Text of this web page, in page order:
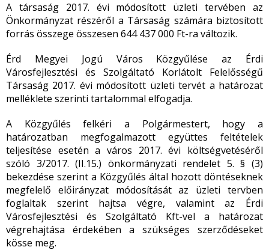
A társaság 2017. évi módosított üzleti tervében az
Önkormányzat részéről a Társaság számára biztosított
forrás összege összesen 644 437 000 Ft-ra változik.
Érd Megyei Jogú Város Közgyűlése az Érdi
Városfejlesztési és Szolgáltató Korlátolt Felelősségű
Társaság 2017. évi módosított üzleti tervét a határozat
melléklete szerinti tartalommal elfogadja.
A Közgyűlés felkéri a Polgármestert, hogy a
határozatban megfogalmazott együttes feltételek
teljesítése esetén a város 2017. évi költségvetéséről
szóló 3/2017. (II.15.) önkormányzati rendelet 5. § (3)
bekezdése szerint a Közgyűlés által hozott döntéseknek
megfelelő előirányzat módosítását az üzleti tervben
foglaltak szerint hajtsa végre, valamint az Érdi
Városfejlesztési és Szolgáltató Kft-vel a határozat
végrehajtása érdekében a szükséges szerződéseket
kösse meg.